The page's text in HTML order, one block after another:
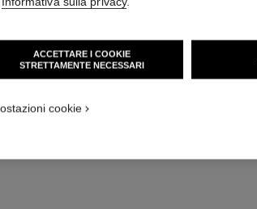
standard
ACCETTARE I COOKIE
STRETTAMENTE NECESSARI
cookie